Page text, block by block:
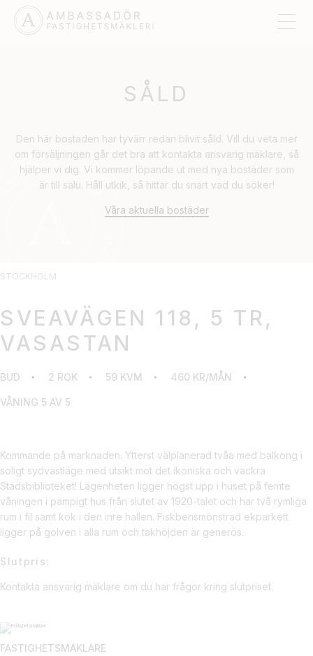
SÅLD
Den här bostaden har tyvärr redan blivit såld. Vill du veta mer
om försäljningen går det bra att kontakta ansvarig mäklare, så
hjälper vi dig. Vi kommer löpande ut med nya bostäder som
är till salu. Håll utkik, så hittar du snart vad du söker!
Våra aktuella bostäder
STOCKHOLM
SVEAVÄGEN 118, 5 TR,
VASASTAN
BUD 2 ROK 59 KVM 460 KR/MÅN
VÅNING 5 AV 5
Kommande på marknaden. Ytterst välplanerad tvåa med balkong i
soligt sydvästläge med utsikt mot det ikoniska och vackra
Stadsbiblioteket! Lägenheten ligger högst upp i huset på femte
våningen i pampigt hus från slutet av 1920-talet och har två rymliga
rum i fil samt kök i den inre hallen. Fiskbensmönstrad ekparkett
ligger på golven i alla rum och takhöjden är generös.
Slutpris:
Kontakta ansvarig mäklare om du har frågor kring slutpriset.
FASTIGHETSMÄKLARE